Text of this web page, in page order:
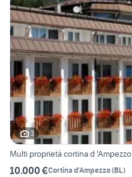
3
Multi proprietà cortina d 'Ampezzo
10.000 €Cortina d'Ampezzo(BL)